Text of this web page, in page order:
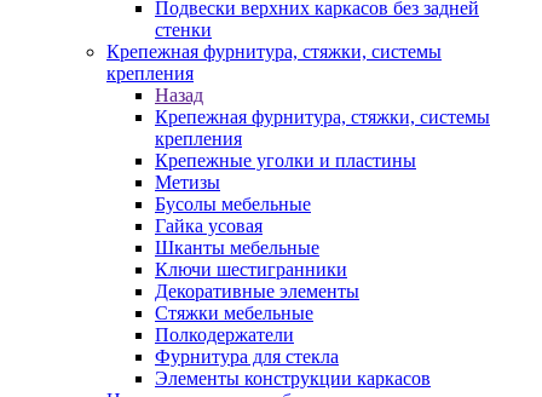
Подвески верхних каркасов без задней
стенки
Крепежная фурнитура, стяжки, системы
крепления
Назад
Крепежная фурнитура, стяжки, системы
крепления
Крепежные уголки и пластины
Метизы
Бусолы мебельные
Гайка усовая
Шканты мебельные
Ключи шестигранники
Декоративные элементы
Стяжки мебельные
Полкодержатели
Фурнитура для стекла
Элементы конструкции каркасов